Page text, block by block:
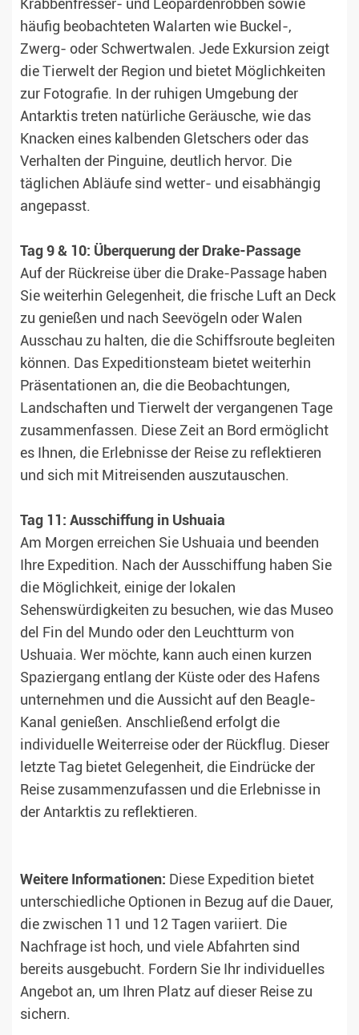
Krabbenfresser- und Leopardenrobben sowie
häufig beobachteten Walarten wie Buckel-,
Zwerg- oder Schwertwalen. Jede Exkursion zeigt
die Tierwelt der Region und bietet Möglichkeiten
zur Fotografie. In der ruhigen Umgebung der
Antarktis treten natürliche Geräusche, wie das
Knacken eines kalbenden Gletschers oder das
Verhalten der Pinguine, deutlich hervor. Die
täglichen Abläufe sind wetter- und eisabhängig
angepasst.
Tag 9 & 10: Überquerung der Drake-Passage
Auf der Rückreise über die Drake-Passage haben
Sie weiterhin Gelegenheit, die frische Luft an Deck
zu genießen und nach Seevögeln oder Walen
Ausschau zu halten, die die Schiffsroute begleiten
können. Das Expeditionsteam bietet weiterhin
Präsentationen an, die die Beobachtungen,
Landschaften und Tierwelt der vergangenen Tage
zusammenfassen. Diese Zeit an Bord ermöglicht
es Ihnen, die Erlebnisse der Reise zu reflektieren
und sich mit Mitreisenden auszutauschen.
Tag 11: Ausschiffung in Ushuaia
Am Morgen erreichen Sie Ushuaia und beenden
Ihre Expedition. Nach der Ausschiffung haben Sie
die Möglichkeit, einige der lokalen
Sehenswürdigkeiten zu besuchen, wie das Museo
del Fin del Mundo oder den Leuchtturm von
Ushuaia. Wer möchte, kann auch einen kurzen
Spaziergang entlang der Küste oder des Hafens
unternehmen und die Aussicht auf den Beagle-
Kanal genießen. Anschließend erfolgt die
individuelle Weiterreise oder der Rückflug. Dieser
letzte Tag bietet Gelegenheit, die Eindrücke der
Reise zusammenzufassen und die Erlebnisse in
der Antarktis zu reflektieren.
Weitere Informationen: Diese Expedition bietet
unterschiedliche Optionen in Bezug auf die Dauer,
die zwischen 11 und 12 Tagen variiert. Die
Nachfrage ist hoch, und viele Abfahrten sind
bereits ausgebucht. Fordern Sie Ihr individuelles
Angebot an, um Ihren Platz auf dieser Reise zu
sichern.